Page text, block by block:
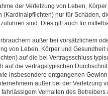
der Verletzung von Leben,
(Kardinalpflichten) nur für Schäden,
sind. Dies gilt auch für
außer bei vorsätzlichem
von Leben, Körper und
auf die bei Vertragsschluss
auf die vertragstypischen
insbesondere entgangenen
außer bei der Verletzung
Verhalten des Betreibers